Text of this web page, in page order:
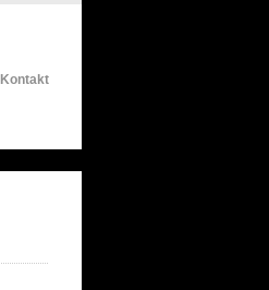
Kontakt